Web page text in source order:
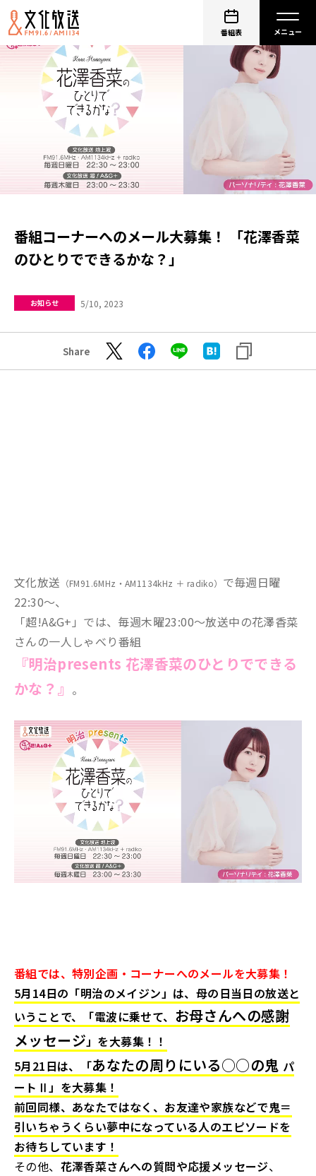
番組表
番組コーナーへのメール大募集！ 「花澤香菜
のひとりでできるかな？」
お知らせ 5/10, 2023
Share
文化放送 （FM91.6MHz・AM1134kHz ＋ radiko） で毎週日曜
22:30～、
「超!A&G+」では、毎週木曜23:00～放送中の花澤香菜
さんの一人しゃべり番組
『明治presents 花澤香菜のひとりでできる
かな？』 。
番組では、特別企画・コーナーへのメールを大募集！
5月14日の「明治のメイジン」は、母の日当日の放送と
いうことで、「電波に乗せて、 お母さんへの感謝
メッセージ 」を大募集！！
5月21日は、「あなたの周りにいる○○の鬼 パ
ートⅡ」を大募集！
前回同様、あなたではなく、お友達や家族などで鬼＝
引いちゃうくらい夢中になっている人のエピソードを
お待ちしています！
その他、 花澤香菜さんへの質問や応援メッセージ、